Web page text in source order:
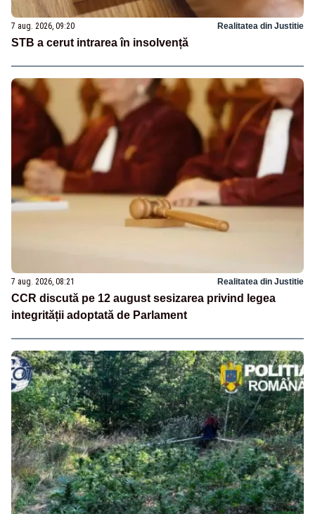
7 aug. 2026, 09:20 Realitatea din Justitie
STB a cerut intrarea în insolvență
7 aug. 2026, 08:21 Realitatea din Justitie
CCR discută pe 12 august sesizarea privind legea
integrității adoptată de Parlament